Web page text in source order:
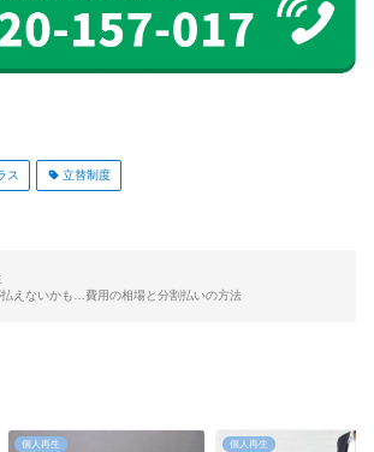
ス 立替制度
えないかも…費用の相場と分割払いの方法
個人再生 個人再生